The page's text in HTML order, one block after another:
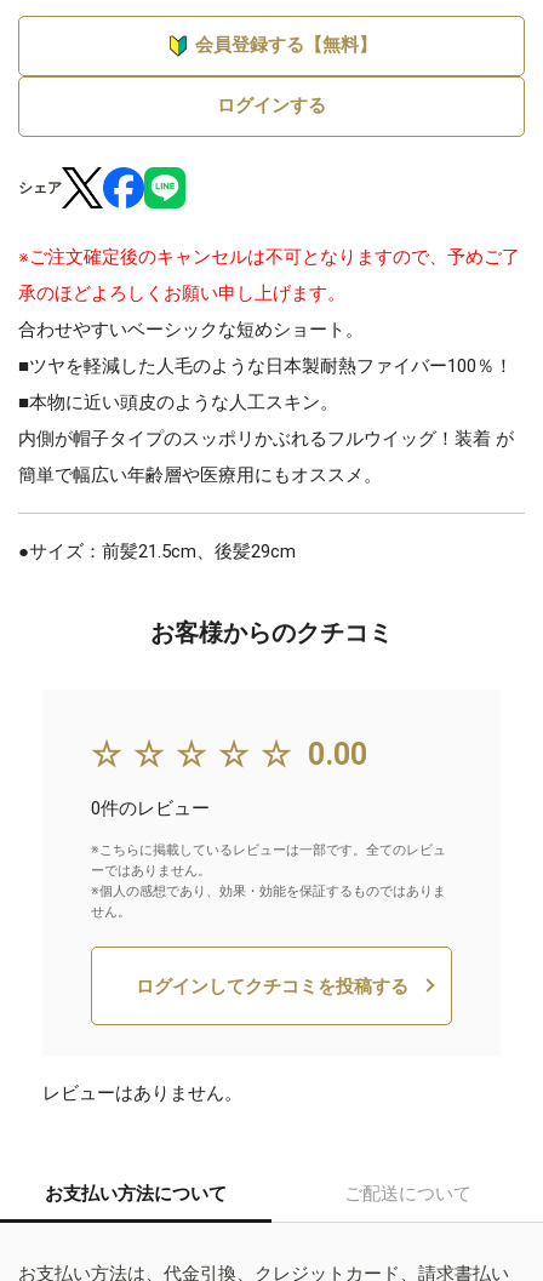
会員登録する【無料】
ログインする
シェア
※ご注文確定後のキャンセルは不可となりますので、予めご了
承のほどよろしくお願い申し上げます。
合わせやすいベーシックな短めショート。
■ツヤを軽減した人毛のような日本製耐熱ファイバー100％！
■本物に近い頭皮のような人工スキン。
内側が帽子タイプのスッポリかぶれるフルウイッグ！装着 が
簡単で幅広い年齢層や医療用にもオススメ。
●サイズ：前髪21.5cm、後髪29cm
お客様からのクチコミ
☆☆☆☆☆ 0.00
0件のレビュー
※こちらに掲載しているレビューは一部です。全てのレビュ
ーではありません。
※個人の感想であり、効果・効能を保証するものではありま
せん。
ログインしてクチコミを投稿する
レビューはありません。
お支払い方法について ご配送について
お支払い方法は、代金引換、クレジットカード、請求書払い